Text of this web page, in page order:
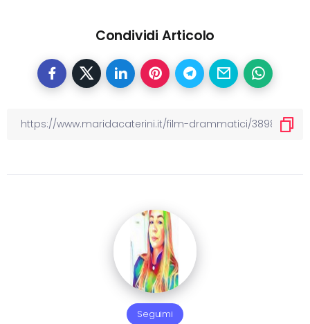
Condividi Articolo
Seguimi